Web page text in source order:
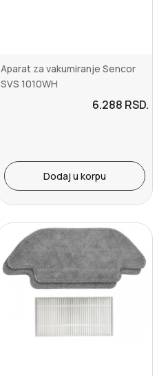
Aparat za vakumiranje Sencor
SVS 1010WH
6.288 RSD.
Dodaj u korpu